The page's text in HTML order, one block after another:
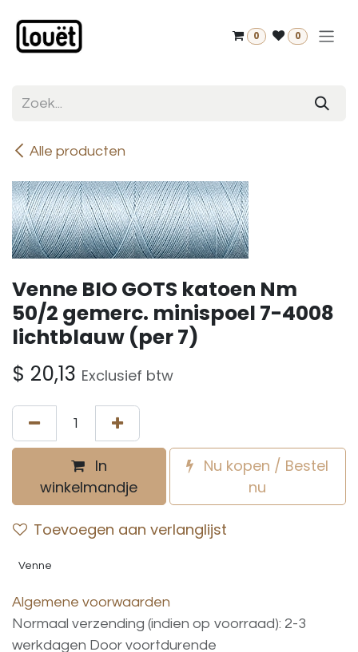
0 0
Alle producten
Venne BIO GOTS katoen Nm
50/2 gemerc. minispoel 7-4008
lichtblauw (per 7)
$ 20,13 Exclusief btw
In
winkelmandje
Nu kopen / Bestel
nu
Toevoegen aan verlanglijst
Venne
Algemene voorwaarden
Normaal verzending (indien op voorraad): 2-3
werkdagen Door voortdurende